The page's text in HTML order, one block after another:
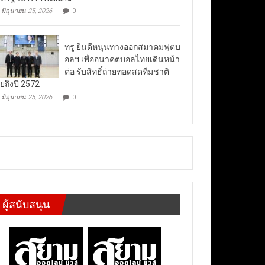
มิถุนายน 25, 2026 0
ทรู ยินดีหนุนทางออกสมาคมฟุตบ
อลฯ เพื่ออนาคตบอลไทยเดินหน้า
ต่อ รับสิทธิ์ถ่ายทอดสดทีมชาติ
ถึงปี 2572
มิถุนายน 25, 2026 0
ผู้สนับสนุน